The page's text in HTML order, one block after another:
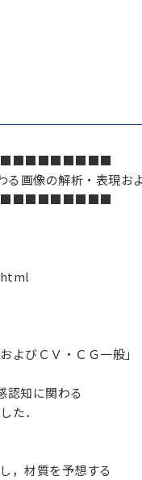
画像の解析・表現お
よびＣＶ・ＣＧ一般」
認知に関わる
た．
，材質を予想する